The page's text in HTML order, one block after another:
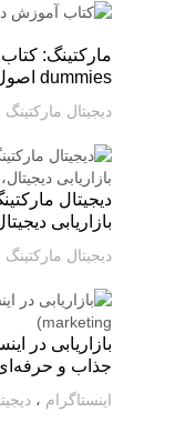
dummies اصول و ابزارها
دیجیتال مارکتینگ
دیجیتال
بازاریابی
دیجیتال مارکتینگ
بازاریابی در
جذاب و
اینستاگرام ،